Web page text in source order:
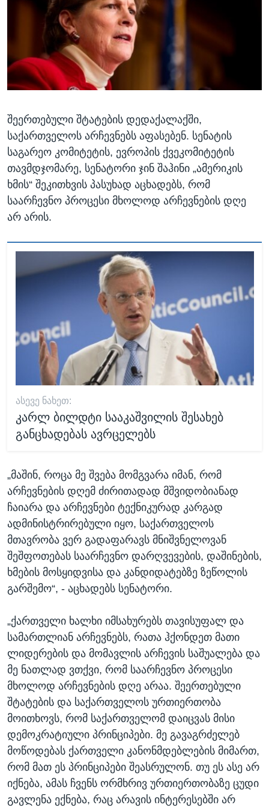
ᲡᲢᲣᲓᲘᲐ ᲕᲐᲨᲘᲜᲒᲢᲝᲜᲘ
ᲔᲙᲝᲜᲝᲛᲘᲙᲐ
ᲯᲐᲜᲛᲠᲗᲔᲚᲝᲑᲐ
ᲛᲔᲪᲜᲘᲔᲠᲔᲑᲐ
ᲘᲜᲢᲔᲠᲕᲘᲣ
ᲒᲐᲚᲘᲚᲔᲝ
ᲓᲔᲖᲘᲜᲤᲝᲠᲛᲐᲪᲘᲐ
Learning English
ᲗᲕᲐᲚᲘ ᲒᲕᲐᲓᲔᲕᲜᲔᲗ
შეერთებული შტატების დედაქალაქში,
საქართველოს არჩევნებს აფასებენ. სენატის
საგარეო კომიტეტის, ევროპის ქვეკომიტეტის
თავმდჯომარე, სენატორი ჯინ შაჰინი „ამერიკის
ხმის“ შეკითხვის პასუხად აცხადებს, რომ
საარჩევნო პროცესი მხოლოდ არჩევნების დღე
არ არის.
ᲐᲡᲔᲕᲔ ᲜᲐᲮᲔᲗ:
კარლ ბილდტი სააკაშვილის შესახებ
განცხადებას ავრცელებს
„მაშინ, როცა მე შვება მომგვარა იმან, რომ
არჩევნების დღემ ძირითადად მშვიდობიანად
ჩაიარა და არჩევნები ტექნიკურად კარგად
ადმინისტრირებული იყო, საქართველოს
მთავრობა ვერ გადაფარავს მნიშვნელოვან
შეშფოთებას საარჩევნო დარღვევების, დაშინების,
ხმების მოსყიდვისა და კანდიდატებზე ზეწოლის
გარშემო“, - აცხადებს სენატორი.
„ქართველი ხალხი იმსახურებს თავისუფალ და
სამართლიან არჩევნებს, რათა ჰქონდეთ მათი
ლიდერების და მომავლის არჩევის საშუალება და
მე ნათლად ვთქვი, რომ საარჩევნო პროცესი
მხოლოდ არჩევნების დღე არაა. შეერთებული
შტატების და საქართველოს ურთიერთობა
მოითხოვს, რომ საქართველომ დაიცვას მისი
დემოკრატიული პრინციპები. მე გავაგრძელებ
მოწოდებას ქართველი კანონმდებლების მიმართ,
რომ მათ ეს პრინციპები შეასრულონ. თუ ეს ასე არ
იქნება, ამას ჩვენს ორმხრივ ურთიერთობაზე ცუდი
გავლენა ექნება, რაც არავის ინტერესებში არ